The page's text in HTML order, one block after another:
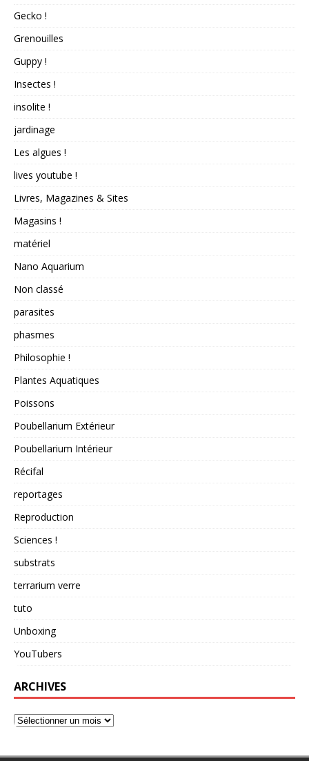
Gecko !
Grenouilles
Guppy !
Insectes !
insolite !
jardinage
Les algues !
lives youtube !
Livres, Magazines & Sites
Magasins !
matériel
Nano Aquarium
Non classé
parasites
phasmes
Philosophie !
Plantes Aquatiques
Poissons
Poubellarium Extérieur
Poubellarium Intérieur
Récifal
reportages
Reproduction
Sciences !
substrats
terrarium verre
tuto
Unboxing
YouTubers
ARCHIVES